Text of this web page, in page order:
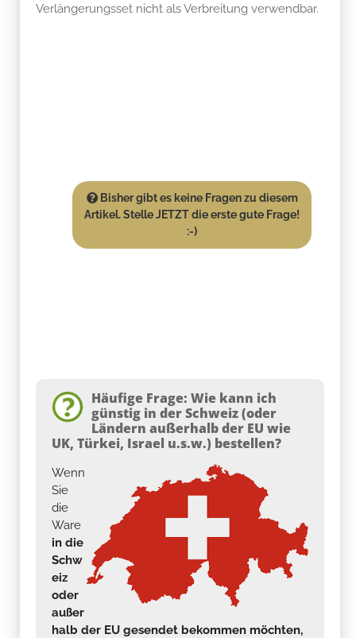
Verlängerungsset nicht als Verbreitung verwendbar.
Bisher gibt es keine Fragen zu diesem
Artikel. Stelle JETZT die erste gute Frage!
:-)
Häufige Frage: Wie kann ich
günstig in der Schweiz (oder
Ländern außerhalb der EU wie
UK, Türkei, Israel u.s.w.) bestellen?
Wenn
Sie
die
Ware
in die
Schw
eiz
oder
außer
halb der EU gesendet bekommen möchten,